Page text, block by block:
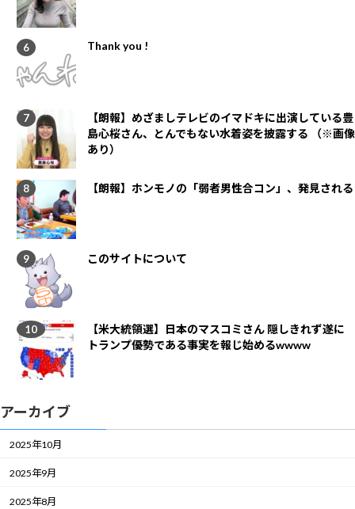
Thank you !
【朗報】めざましテレビのイマドキに出演している豊
島心桜さん、とんでもない水着姿を披露する （※画像
あり）
【朗報】ホンモノの「弱者男性合コン」、発見される
このサイトについて
【米大統領選】日本のマスコミさん 隠しきれず遂に
トランプ優勢である事実を報じ始めるwwww
アーカイブ
2025年10月
2025年9月
2025年8月